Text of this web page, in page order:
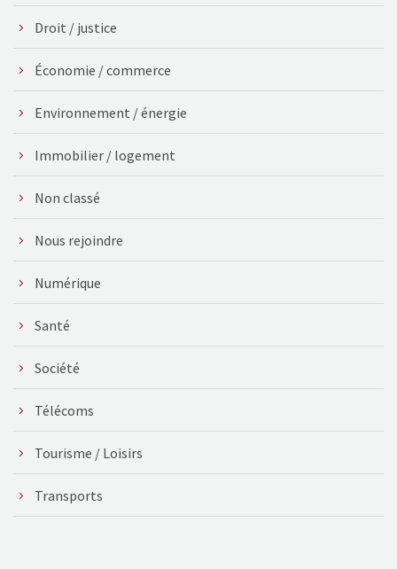
Droit / justice
Économie / commerce
Environnement / énergie
Immobilier / logement
Non classé
Nous rejoindre
Numérique
Santé
Société
Télécoms
Tourisme / Loisirs
Transports